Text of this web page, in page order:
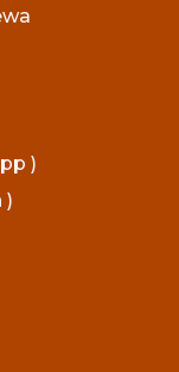
)
)